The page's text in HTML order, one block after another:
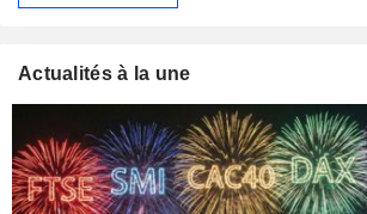
Actualités à la une